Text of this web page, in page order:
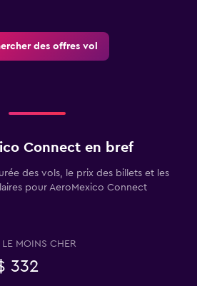
des offres vol
Connect en bref
des vols, le prix des billets et les
pour AeroMexico Connect
LE MOINS CHER
332